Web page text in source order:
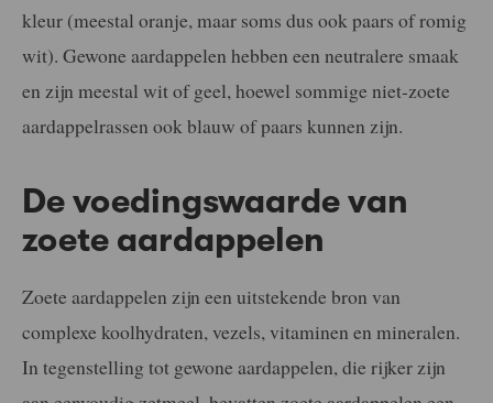
kleur (meestal oranje, maar soms dus ook paars of romig
wit). Gewone aardappelen hebben een neutralere smaak
en zijn meestal wit of geel, hoewel sommige niet-zoete
aardappelrassen ook blauw of paars kunnen zijn.
De voedingswaarde van
zoete aardappelen
Zoete aardappelen zijn een uitstekende bron van
complexe koolhydraten, vezels, vitaminen en mineralen.
In tegenstelling tot gewone aardappelen, die rijker zijn